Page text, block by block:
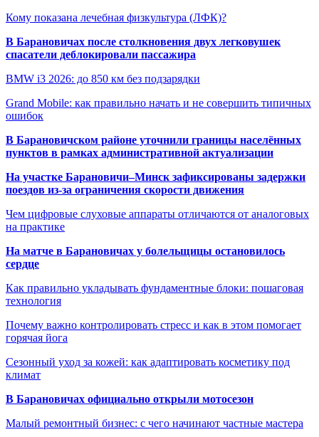
Кому показана лечебная физкультура (ЛФК)?
В Барановичах после столкновения двух легковушек
спасатели деблокировали пассажира
BMW i3 2026: до 850 км без подзарядки
Grand Mobile: как правильно начать и не совершить типичных
ошибок
В Барановичском районе уточнили границы населённых
пунктов в рамках административной актуализации
На участке Барановичи–Минск зафиксированы задержки
поездов из-за ограничения скорости движения
Чем цифровые слуховые аппараты отличаются от аналоговых
на практике
На матче в Барановичах у болельщицы остановилось
сердце
Как правильно укладывать фундаментные блоки: пошаговая
технология
Почему важно контролировать стресс и как в этом помогает
горячая йога
Сезонный уход за кожей: как адаптировать косметику под
климат
В Барановичах официально открыли мотосезон
Малый ремонтный бизнес: с чего начинают частные мастера